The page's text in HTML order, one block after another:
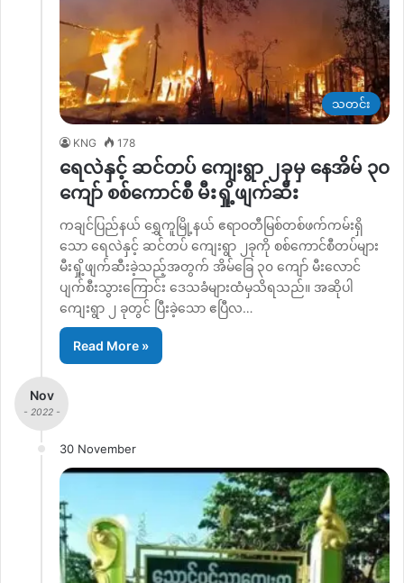
သတင်း
KNG 178
ရေလဲနှင့် ဆင်တပ် ကျေးရွာ ၂ခုမှ နေအိမ် ၃၀
ကျော် စစ်ကောင်စီ မီးရှို့ဖျက်ဆီး
ကချင်ပြည်နယ် ရွှေကူမြို့နယ် ဧရာဝတီမြစ်တစ်ဖက်ကမ်းရှိ
သော ရေလဲနှင့် ဆင်တပ် ကျေးရွာ ၂ခုကို စစ်ကောင်စီတပ်များ
မီးရှို့ဖျက်ဆီးခဲ့သည့်အတွက် အိမ်ခြေ ၃၀ ကျော် မီးလောင်
ပျက်စီးသွားကြောင်း ဒေသခံများထံမှသိရသည်။ အဆိုပါ
ကျေးရွာ ၂ ခုတွင် ပြီးခဲ့သော ဧပြီလ…
Read More »
Nov
- 2022 -
30 November